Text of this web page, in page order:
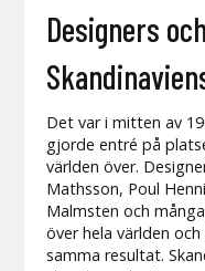
Designers
Det var i mitten av
gjorde entré på
världen över.
Mathsson, Poul
Malmsten och
över hela världen
samma resultat.